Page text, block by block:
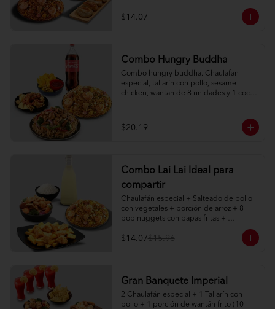
$14.07
Combo Hungry Buddha
Combo hungry buddha. Chaulafan
especial, tallarín con pollo, sesame
chicken, wantan de 8 unidades y 1 coca
$20.19
Combo Lai Lai Ideal para
compartir
Chaulafán especial + Salteado de pollo
con vegetales + porción de arroz + 8
pop nuggets con papas fritas +
$14.07$15.96
Gran Banquete Imperial
2 Chaulafán especial + 1 Tallarín con
pollo + 1 porción de wantán frito (10